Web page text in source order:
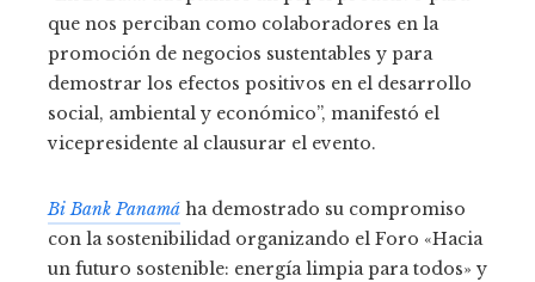
que nos perciban como colaboradores en la
promoción de negocios sustentables y para
demostrar los efectos positivos en el desarrollo
social, ambiental y económico”, manifestó el
vicepresidente al clausurar el evento.
Bi Bank Panamá ha demostrado su compromiso
con la sostenibilidad organizando el Foro «Hacia
un futuro sostenible: energía limpia para todos» y